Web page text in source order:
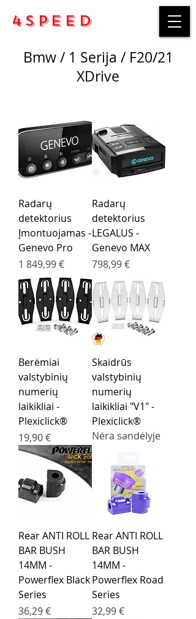
4Speed
Bmw / 1 Serija / F20/21
XDrive
Radarų
detektorius
Įmontuojamas -
Genevo Pro
Kaina
1 849,99 €
Radarų
detektorius
LEGALUS -
Genevo MAX
Kaina
798,99 €
Berėmiai
valstybinių
numerių
laikikliai -
Plexiclick®
Kaina
19,90 €
Skaidrūs
valstybinių
numerių
laikikliai "V1" -
Plexiclick®
Nėra sandėlyje
Rear ANTI ROLL
BAR BUSH
14MM -
Powerflex Black
Series
Kaina
36,29 €
Rear ANTI ROLL
BAR BUSH
14MM -
Powerflex Road
Series
Kaina
32,99 €